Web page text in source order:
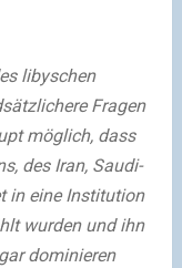
libyschen
Fragen
möglich, dass
des Iran, Saudi-
in eine Institution
wurden und ihn
dominieren